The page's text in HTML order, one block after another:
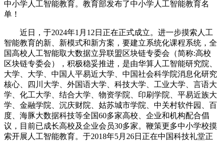
中小学人工智能教育。教育部发布了中小学人工智能教育名
单！
近日，于2024年1月12日正在正式成立。进一步摸索人工
智能教育的新、新模式和新方案，要建立系统化课程系统，全
国高校人工智能取大数据立异联盟区块链专委会（简称:高校
区块链专委会），积极稳妥推进，是由华算人工智能研究院、
大学、大学、中国人平易近大学、中国社会科学院消息化研究
核心、四川大学、外国语大学、科技大学、工业大学、言语大
学、化工大学、结合大学、物资学院、印刷学院、平易近族大
学、金融学院、沉庆财院、姑苏城市学院、中关村软件园、百
度、海豚大数据科技等全国60多家高校、企业和机构配合倡
议，目前已成长高校及企业会员30多家。鞭策更多中小学校摸
索开展人工智能教育。于2018年5月26日正在中国科技礼堂正